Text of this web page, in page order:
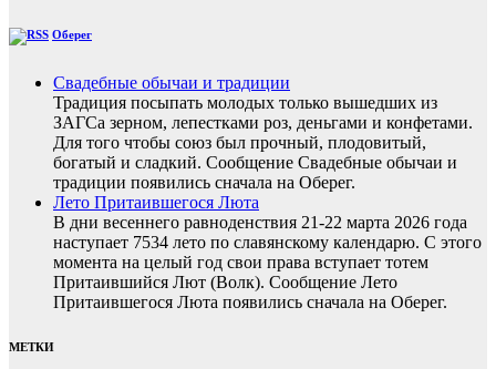
Оберег
Свадебные обычаи и традиции
Традиция посыпать молодых только вышедших из
ЗАГСа зерном, лепестками роз, деньгами и конфетами.
Для того чтобы союз был прочный, плодовитый,
богатый и сладкий. Сообщение Свадебные обычаи и
традиции появились сначала на Оберег.
Лето Притаившегося Люта
В дни весеннего равноденствия 21-22 марта 2026 года
наступает 7534 лето по славянскому календарю. С этого
момента на целый год свои права вступает тотем
Притаившийся Лют (Волк). Сообщение Лето
Притаившегося Люта появились сначала на Оберег.
МЕТКИ